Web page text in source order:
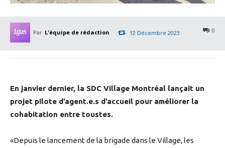
Par L'équipe de rédaction 0
12 Décembre 2023
En janvier dernier, la SDC Village Montréal lançait un
projet pilote d’agent.e.s d’accueil pour améliorer la
cohabitation entre toustes.
«Depuis le lancement de la brigade dans le Village, les